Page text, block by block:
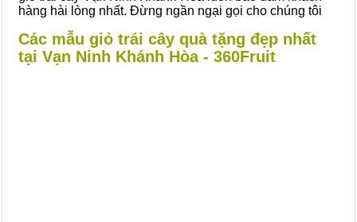
hàng hài lòng nhất. Đừng ngần ngại gọi cho chúng tôi
Các mẫu giỏ trái cây quà tặng đẹp nhất
tại Vạn Ninh Khánh Hòa - 360Fruit